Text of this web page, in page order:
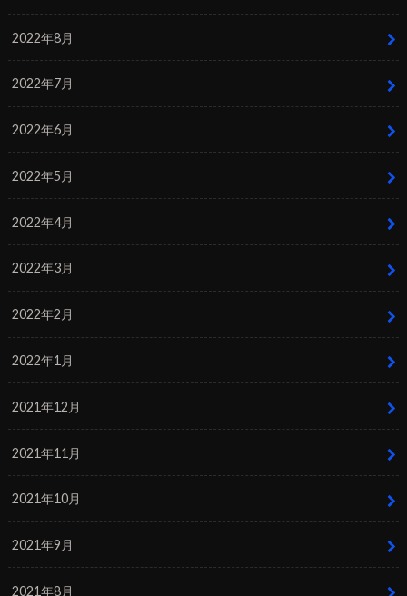
2022年8月
2022年7月
2022年6月
2022年5月
2022年4月
2022年3月
2022年2月
2022年1月
2021年12月
2021年11月
2021年10月
2021年9月
2021年8月